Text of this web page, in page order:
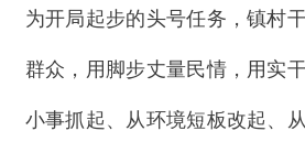
为开局起步的头号任务，镇村
群众，用脚步丈量民情，用实
小事抓起、从环境短板改起、